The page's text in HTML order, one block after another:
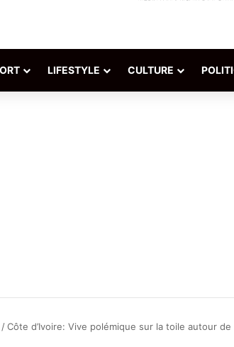
LIFESTYLE CULTURE
/Côte d’Ivoire: Vive polémique sur la toile autour